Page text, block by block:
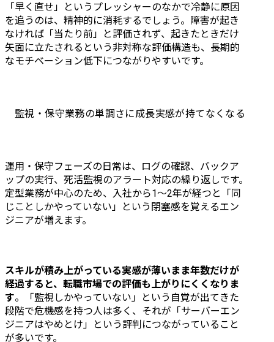
「早く直せ」というプレッシャーのなかで冷静に原因
を追うのは、精神的に消耗するでしょう。障害が起き
なければ「当たり前」と評価されず、起きたときだけ
矢面に立たされるという非対称な評価構造も、長期的
なモチベーション低下につながりやすいです。
監視・保守業務の単調さに成長実感が持てなくなる
運用・保守フェーズの日常は、ログの確認、バックア
ップの実行、死活監視のアラート対応の繰り返しです。
定型業務が中心のため、入社から1〜2年が経つと「同
じことしかやっていない」という閉塞感を覚えるエン
ジニアが増えます。
スキルが積み上がっている実感が薄いまま年数だけが
経過すると、転職市場での評価も上がりにくくなりま
す。「監視しかやっていない」という自覚が出てきた
段階で危機感を持つ人は多く、それが「サーバーエン
ジニアはやめとけ」という評判につながっていること
が多いです。